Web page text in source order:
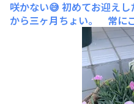
咲かない😅 初めてお迎え
から三ヶ月ちょい。 常に